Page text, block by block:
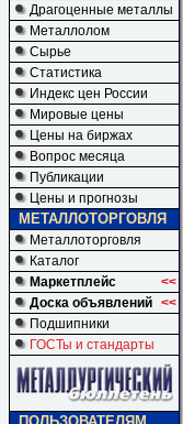
Драгоценные металлы
Металлолом
Сырье
Статистика
Индекс цен России
Мировые цены
Цены на биржах
Вопрос месяца
Публикации
Цены и прогнозы
МЕТАЛЛОТОРГОВЛЯ
Металлоторговля
Каталог
Маркетплейс
<<
Доска объявлений <<
Подшипники
ГОСТы и стандарты